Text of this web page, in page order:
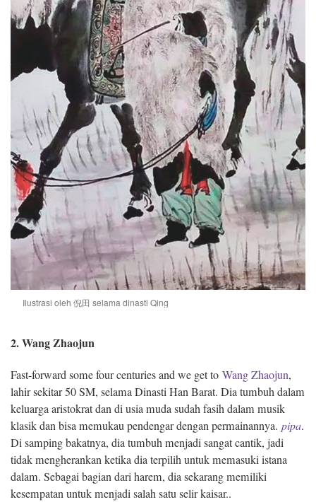
Ilustrasi oleh 倪田 selama dinasti Qing
2. Wang Zhaojun
Fast-forward some four centuries and we get to Wang Zhaojun,
lahir sekitar 50 SM, selama Dinasti Han Barat. Dia tumbuh dalam
keluarga aristokrat dan di usia muda sudah fasih dalam musik
klasik dan bisa memukau pendengar dengan permainannya. pipa.
Di samping bakatnya, dia tumbuh menjadi sangat cantik, jadi
tidak mengherankan ketika dia terpilih untuk memasuki istana
dalam. Sebagai bagian dari harem, dia sekarang memiliki
kesempatan untuk menjadi salah satu selir kaisar..